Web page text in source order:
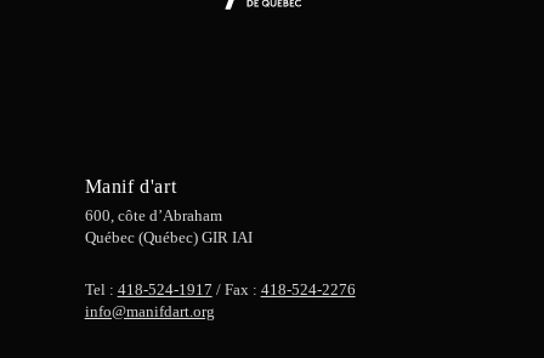
Manif d'art
600, côte d’Abraham
Québec (Québec) GIR IAI
Tel : 418-524-1917 / Fax : 418-524-2276
info@manifdart.org